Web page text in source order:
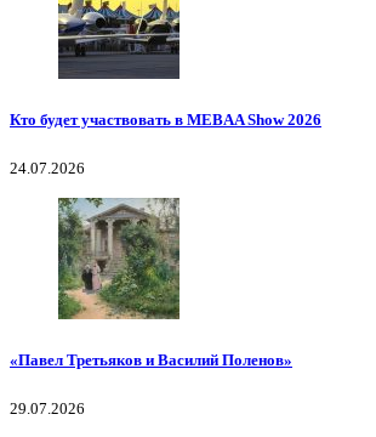
Кто будет участвовать в MEBAA Show 2026
24.07.2026
«Павел Третьяков и Василий Поленов»
29.07.2026